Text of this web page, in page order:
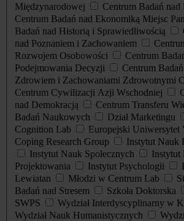
Międzynarodowej
Centrum Badań
Centrum Badań nad Ekonomiką Miejsc
Badań nad Historią i Sprawiedliwością
nad Poznaniem i Zachowaniem
Rozwojem Osobowości
Centrum
Podejmowania Decyzji
Centrum
Zdrowiem i Zachowaniami Zdrowotnymi
Centrum Cywilizacji Azji Wschodniej
nad Demokracją
Centrum Transferu
Badań Naukowych
Dział Marketingu
Cognition Lab
Europejski Uniwersytet
Coping Research Group
Instytut Nauk
Instytut Nauk Społecznych
Instytut
Projektowania
Instytut Psychologii
Lewiatan
Młodzi w Centrum Lab
Badań nad Stresem
Szkoła Doktorska
SWPS
Wydział Interdyscyplinarny w
Wydział Nauk Humanistycznych